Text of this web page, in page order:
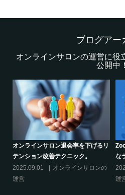
ブログアー
オンラインサロンの運営に役
公開中！
果的
ロンの
シリーズ連載【運営者のお悩み解
決】ココがポイント！リスキリング
サロン運営必須3箇条
オンラインサロンの